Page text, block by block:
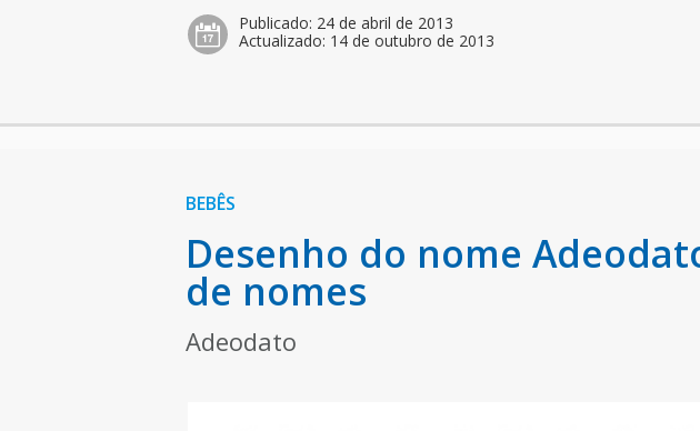
Publicado: 24 de abril de 2013
Actualizado: 14 de outubro de 2013
BEBÊS
Desenho do nome
de nomes
Adeodato